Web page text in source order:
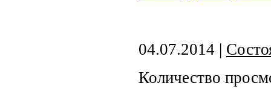
04.07.2014 |
Количество